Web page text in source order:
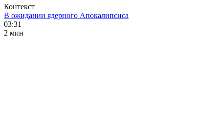
Контекст
В ожидании ядерного Апокалипсиса
03:31
2 мин